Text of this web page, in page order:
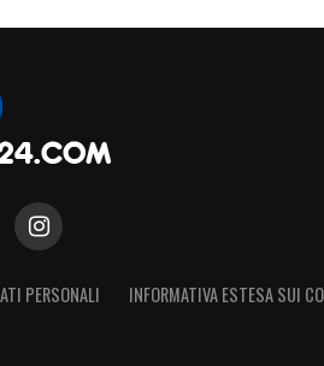
PERSONALI INFORMATIVA ESTESA SUI